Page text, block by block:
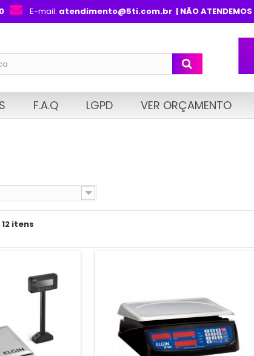
E-mail: atendimento@5ti.com.br| NÃO ATENDEMOS
F.A.Q LGPD VER ORÇAMENTO
itens